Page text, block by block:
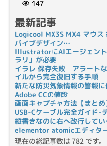
147
最新記事
Logicool MX3S MX4 マウス
バイブデザイン…
IllustratorにAIエージェント
ラリ」が必要
イラレ 保存失敗 アラート
イルから完全復旧する手順
新たな防災気象情報の警報
Adobe CCの値段
画面キャプチャ方法【まとめ
USB-Cケーブル完全ガイド-
縦書きなのに右へ改行してい
elementor atomicエディタ
現在の総記事数は 782 です。